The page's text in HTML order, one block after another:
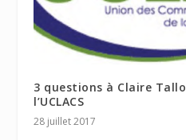
3 questions à Claire
l’UCLACS
28 juillet 2017